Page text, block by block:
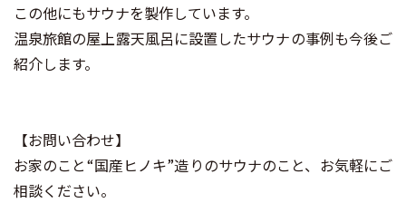
この他にもサウナを製作しています。
温泉旅館の屋上露天風呂に設置したサウナの事例も今後ご
紹介します。
【お問い合わせ】
お家のこと“国産ヒノキ”造りのサウナのこと、お気軽にご
相談ください。